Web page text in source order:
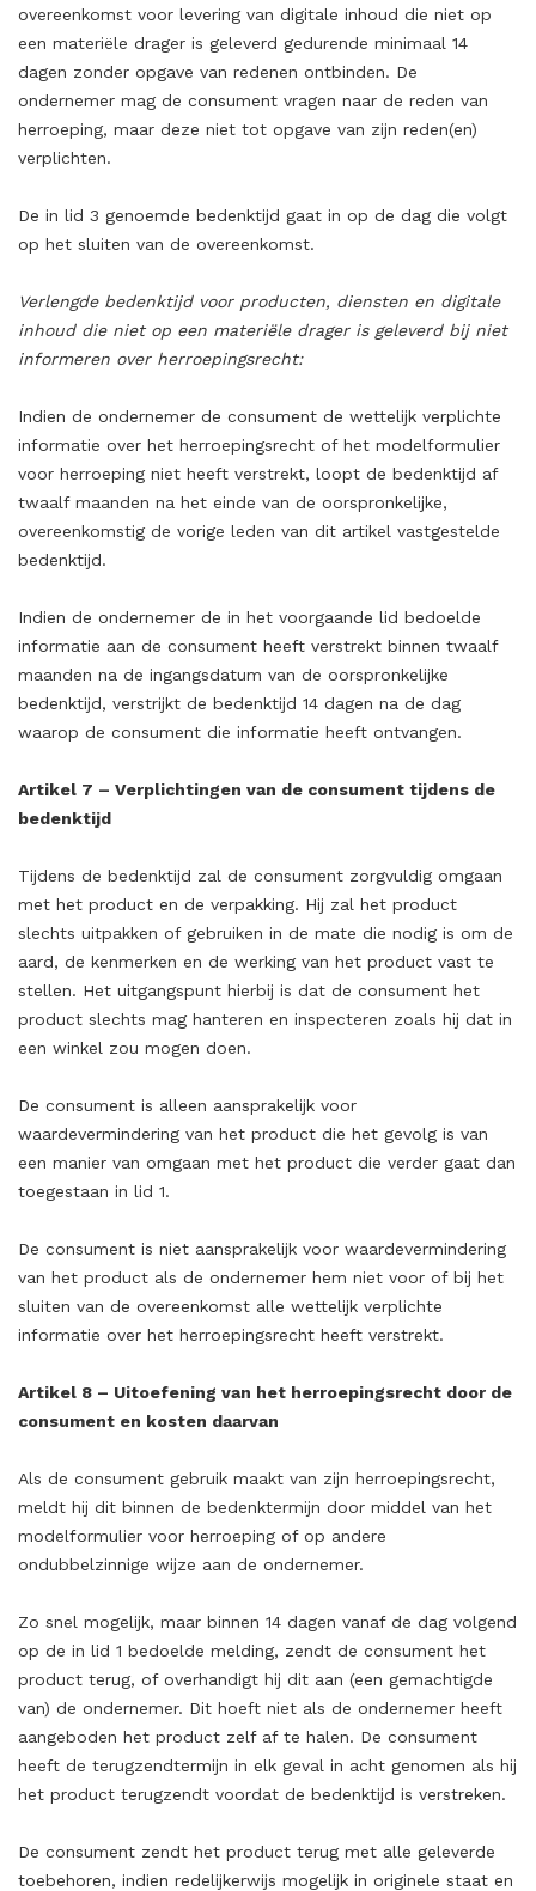
overeenkomst voor levering van digitale inhoud die niet op
een materiële drager is geleverd gedurende minimaal 14
dagen zonder opgave van redenen ontbinden. De
ondernemer mag de consument vragen naar de reden van
herroeping, maar deze niet tot opgave van zijn reden(en)
verplichten.
De in lid 3 genoemde bedenktijd gaat in op de dag die volgt
op het sluiten van de overeenkomst.
Verlengde bedenktijd voor producten, diensten en digitale
inhoud die niet op een materiële drager is geleverd bij niet
informeren over herroepingsrecht:
Indien de ondernemer de consument de wettelijk verplichte
informatie over het herroepingsrecht of het modelformulier
voor herroeping niet heeft verstrekt, loopt de bedenktijd af
twaalf maanden na het einde van de oorspronkelijke,
overeenkomstig de vorige leden van dit artikel vastgestelde
bedenktijd.
Indien de ondernemer de in het voorgaande lid bedoelde
informatie aan de consument heeft verstrekt binnen twaalf
maanden na de ingangsdatum van de oorspronkelijke
bedenktijd, verstrijkt de bedenktijd 14 dagen na de dag
waarop de consument die informatie heeft ontvangen.
Artikel 7 – Verplichtingen van de consument tijdens de
bedenktijd
Tijdens de bedenktijd zal de consument zorgvuldig omgaan
met het product en de verpakking. Hij zal het product
slechts uitpakken of gebruiken in de mate die nodig is om de
aard, de kenmerken en de werking van het product vast te
stellen. Het uitgangspunt hierbij is dat de consument het
product slechts mag hanteren en inspecteren zoals hij dat in
een winkel zou mogen doen.
De consument is alleen aansprakelijk voor
waardevermindering van het product die het gevolg is van
een manier van omgaan met het product die verder gaat dan
toegestaan in lid 1.
De consument is niet aansprakelijk voor waardevermindering
van het product als de ondernemer hem niet voor of bij het
sluiten van de overeenkomst alle wettelijk verplichte
informatie over het herroepingsrecht heeft verstrekt.
Artikel 8 – Uitoefening van het herroepingsrecht door de
consument en kosten daarvan
Als de consument gebruik maakt van zijn herroepingsrecht,
meldt hij dit binnen de bedenktermijn door middel van het
modelformulier voor herroeping of op andere
ondubbelzinnige wijze aan de ondernemer.
Zo snel mogelijk, maar binnen 14 dagen vanaf de dag volgend
op de in lid 1 bedoelde melding, zendt de consument het
product terug, of overhandigt hij dit aan (een gemachtigde
van) de ondernemer. Dit hoeft niet als de ondernemer heeft
aangeboden het product zelf af te halen. De consument
heeft de terugzendtermijn in elk geval in acht genomen als hij
het product terugzendt voordat de bedenktijd is verstreken.
De consument zendt het product terug met alle geleverde
toebehoren, indien redelijkerwijs mogelijk in originele staat en